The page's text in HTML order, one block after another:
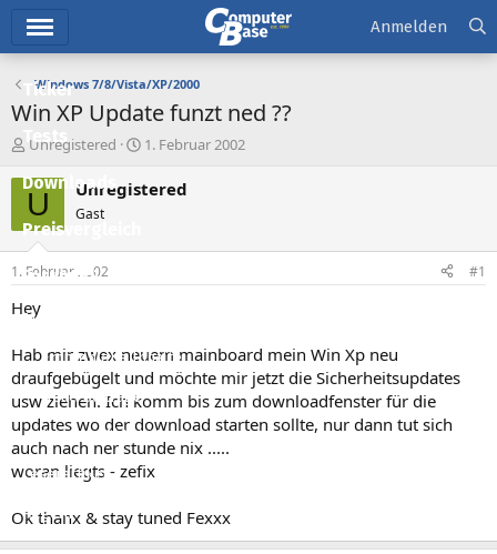
Ticker
Tests
Downloads
Preisvergleich
Forum
Aktuelles
Empfohlene Inhalte
Neue Beiträge
Neueste Aktivitäten
Leserartikel
Regeln
Anmelden
Windows 7/8/Vista/XP/2000
Win XP Update funzt ned ??
E
s
e
l
e
r
Unregistered
E
s
t
1. Februar 2002
U Unregistered
Gast
1. Februar 2002 #1
Hey
Hab mir zwex neuem mainboard mein Win Xp neu
draufgebügelt und möchte mir jetzt die Sicherheitsupdates
usw ziehen. Ich komm bis zum downloadfenster für die
updates wo der download starten sollte, nur dann tut sich
auch nach ner stunde nix .....
woran liegts - zefix
Ok thanx & stay tuned Fexxx